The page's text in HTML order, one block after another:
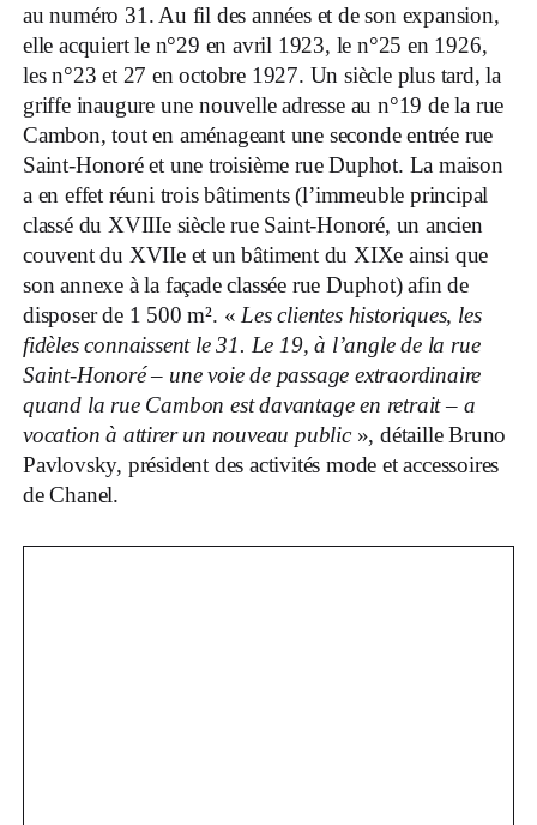
au numéro 31. Au fil des années et de son expansion,
elle acquiert le n°29 en avril 1923, le n°25 en 1926,
les n°23 et 27 en octobre 1927. Un siècle plus tard, la
griffe inaugure une nouvelle adresse au n°19 de la rue
Cambon, tout en aménageant une seconde entrée rue
Saint-Honoré et une troisième rue Duphot. La maison
a en effet réuni trois bâtiments (l’immeuble principal
classé du XVIIIe siècle rue Saint-Honoré, un ancien
couvent du XVIIe et un bâtiment du XIXe ainsi que
son annexe à la façade classée rue Duphot) afin de
disposer de 1 500 m². « Les clientes historiques, les
fidèles connaissent le 31. Le 19, à l’angle de la rue
Saint-Honoré – une voie de passage extraordinaire
quand la rue Cambon est davantage en retrait – a
vocation à attirer un nouveau public », détaille Bruno
Pavlovsky, président des activités mode et accessoires
de Chanel.